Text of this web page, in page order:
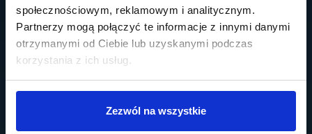
społecznościowym, reklamowym i analitycznym.
Partnerzy mogą połączyć te informacje z innymi danymi
otrzymanymi od Ciebie lub uzyskanymi podczas
korzystania z ich usług.
Zezwól na wszystkie